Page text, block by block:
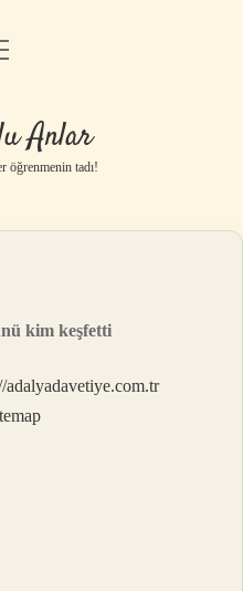
Anlar
öğrenmenin tadı!
kim keşfetti
adalyadavetiye.com.tr